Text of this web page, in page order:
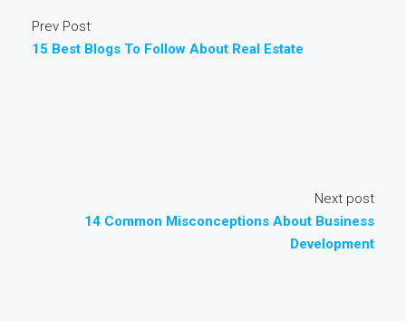
Prev Post
15 Best Blogs To Follow About Real Estate
Next post
14 Common Misconceptions About Business
Development